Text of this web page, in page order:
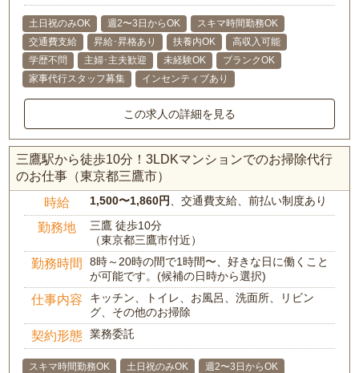
土日祝のみOK 週2〜3日からOK
スキマ時間勤務OK
交通費支給
昇給･昇格あり 扶養内OK
高収入可能
学歴不問
主婦･主夫歓迎 未経験OK
ブランクOK
家事代行スタッフ募集
インセンティブあり
この求人の詳細を見る
三鷹駅から徒歩10分！3LDKマンションでのお掃除代行
のお仕事（東京都三鷹市）
時給 1,500〜1,860円 、交通費支給、前払い制度あり
勤務地
三鷹 徒歩10分
（東京都三鷹市付近）
勤務時間
8時～20時の間で1時間〜、好きな日に働くこと
が可能です。(候補の日時から選択)
仕事内容
キッチン、トイレ、お風呂、洗面所、リビン
グ、その他のお掃除
契約形態 業務委託
スキマ時間勤務OK 土日祝のみOK 週2〜3日からOK